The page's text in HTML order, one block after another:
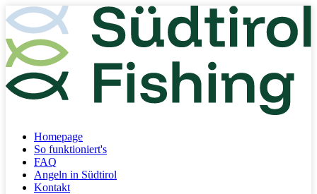
Homepage
So funktioniert's
FAQ
Angeln in Südtirol
Kontakt